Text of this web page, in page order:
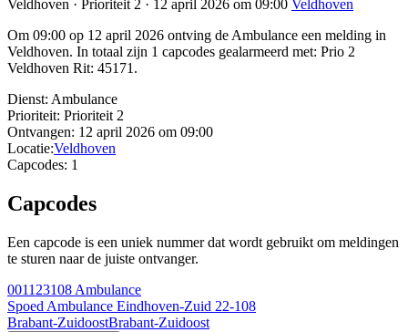
Veldhoven · Prioriteit 2 · 12 april 2026 om 09:00 Veldhoven
Om 09:00 op 12 april 2026 ontving de Ambulance een melding in
Veldhoven. In totaal zijn 1 capcodes gealarmeerd met: Prio 2
Veldhoven Rit: 45171.
Dienst: Ambulance
Prioriteit: Prioriteit 2
Ontvangen: 12 april 2026 om 09:00
Locatie:Veldhoven
Capcodes: 1
Capcodes
Een capcode is een uniek nummer dat wordt gebruikt om meldingen
te sturen naar de juiste ontvanger.
001123108 Ambulance
Spoed Ambulance Eindhoven-Zuid 22-108
Brabant-ZuidoostBrabant-Zuidoost